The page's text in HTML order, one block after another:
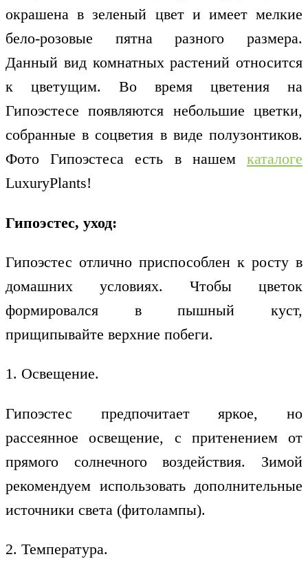
окрашена в зеленый цвет и имеет мелкие
бело-розовые пятна разного размера.
Данный вид комнатных растений относится
к цветущим. Во время цветения на
Гипоэстесе появляются небольшие цветки,
собранные в соцветия в виде полузонтиков.
Фото Гипоэстеса есть в нашем каталоге
LuxuryPlants!
Гипоэстес, уход:
Гипоэстес отлично приспособлен к росту в
домашних условиях. Чтобы цветок
формировался в пышный куст,
прищипывайте верхние побеги.
1. Освещение.
Гипоэстес предпочитает яркое, но
рассеянное освещение, с притенением от
прямого солнечного воздействия. Зимой
рекомендуем использовать дополнительные
источники света (фитолампы).
2. Температура.